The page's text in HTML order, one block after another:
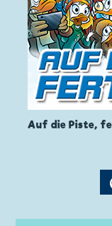
Auf die Piste,